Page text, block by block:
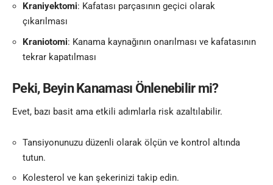
Kraniyektomi: Kafatası parçasının geçici olarak
çıkarılması
Kraniotomi: Kanama kaynağının onarılması ve kafatasının
tekrar kapatılması
Peki, Beyin Kanaması Önlenebilir mi?
Evet, bazı basit ama etkili adımlarla risk azaltılabilir.
Tansiyonunuzu düzenli olarak ölçün ve kontrol altında
tutun.
Kolesterol ve kan şekerinizi takip edin.